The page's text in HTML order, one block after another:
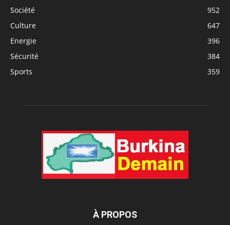
Société
952
Culture
647
Energie
396
Sécurité
384
Sports
359
À PROPOS